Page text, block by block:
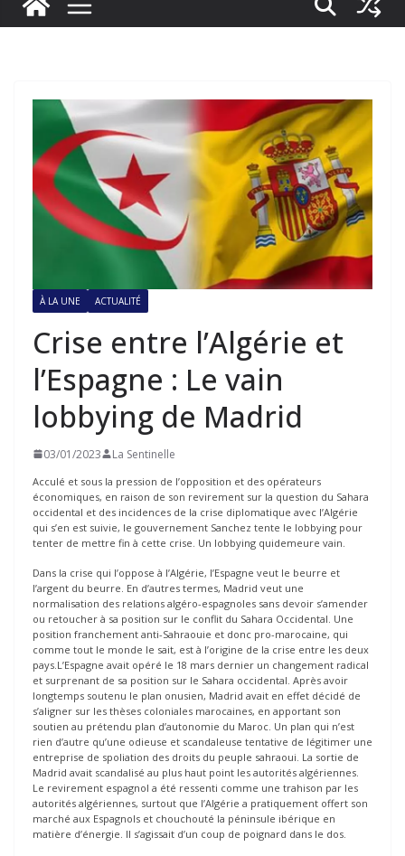
À LA UNE ACTUALITÉ
Crise entre l’Algérie et
l’Espagne : Le vain
lobbying de Madrid
03/01/2023 La Sentinelle
Acculé et sous la pression de l’opposition et des opérateurs
économiques, en raison de son revirement sur la question du Sahara
occidental et des incidences de la crise diplomatique avec l’Algérie
qui s’en est suivie, le gouvernement Sanchez tente le lobbying pour
tenter de mettre fin à cette crise. Un lobbying quidemeure vain.
Dans la crise qui l’oppose à l’Algérie, l’Espagne veut le beurre et
l’argent du beurre. En d’autres termes, Madrid veut une
normalisation des relations algéro-espagnoles sans devoir s’amender
ou retoucher à sa position sur le conflit du Sahara Occidental. Une
position franchement anti-Sahraouie et donc pro-marocaine, qui
comme tout le monde le sait, est à l’origine de la crise entre les deux
pays.L’Espagne avait opéré le 18 mars dernier un changement radical
et surprenant de sa position sur le Sahara occidental. Après avoir
longtemps soutenu le plan onusien, Madrid avait en effet décidé de
s’aligner sur les thèses coloniales marocaines, en apportant son
soutien au prétendu plan d’autonomie du Maroc. Un plan qui n’est
rien d’autre qu’une odieuse et scandaleuse tentative de légitimer une
entreprise de spoliation des droits du peuple sahraoui. La sortie de
Madrid avait scandalisé au plus haut point les autorités algériennes.
Le revirement espagnol a été ressenti comme une trahison par les
autorités algériennes, surtout que l’Algérie a pratiquement offert son
marché aux Espagnols et chouchouté la péninsule ibérique en
matière d’énergie. Il s’agissait d’un coup de poignard dans le dos.